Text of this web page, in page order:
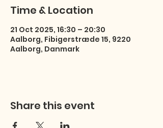
Time & Location
21 Oct 2025, 16:30 – 20:30
Aalborg, Fibigerstræde 15, 9220
Aalborg, Danmark
Share this event